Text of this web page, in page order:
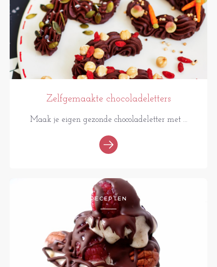
Zelfgemaakte chocoladeletters
Maak je eigen gezonde chocoladeletter met ...
RECEPTEN